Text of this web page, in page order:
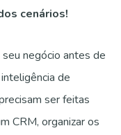
cenários!
negócio antes de
de
ser feitas
CRM, organizar os